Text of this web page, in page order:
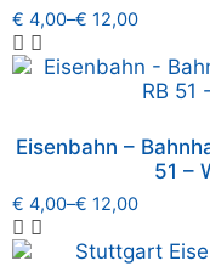
€ 4,00–€ 12,00
Eisenbahn –
51 –
€ 4,00–€ 12,00